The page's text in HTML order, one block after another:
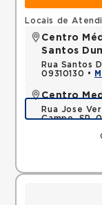
Locais de
Centro
Santos
Rua Santos
09310130 •
Centro
Rua Jose
Campo, SP,